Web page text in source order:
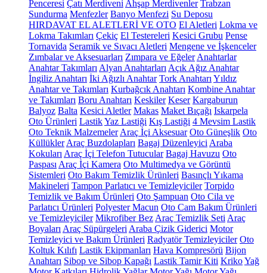
Penceresi Çatı Merdiveni Ahşap Merdivenler Trabzan
Sundurma Menfezler Banyo Menfezi Su Deposu
HIRDAVAT EL ALETLERİ VE OTO El Aletleri Lokma ve
Lokma Takımları Çekiç El Testereleri Kesici Grubu Pense
Tornavida Seramik ve Sıvacı Aletleri Mengene ve İşkenceler
Zımbalar ve Aksesuarları Zımpara ve Eğeler Anahtarlar
Anahtar Takımları Alyan Anahtarları Açık Ağız Anahtar
İngiliz Anahtarı İki Ağızlı Anahtar Tork Anahtarı Yıldız
Anahtar ve Takımları Kurbağcık Anahtarı Kombine Anahtar
ve Takımları Boru Anahtarı Keskiler Keser Kargaburun
Balyoz Balta Kesici Aletler Makas Maket Bıçağı Iskarpela
Oto Ürünleri LastikYaz Lastiği Kış Lastiği 4 Mevsim Lastik
Oto Teknik Malzemeler Araç İçi Aksesuar Oto Güneşlik Oto
Küllükler Araç Buzdolapları Bagaj Düzenleyici Araba
Kokuları Araç İçi Telefon Tutucular Bagaj Havuzu Oto
Paspası Araç İçi Kamera Oto Multimedya ve Görüntü
Sistemleri Oto Bakım Temizlik Ürünleri Basınçlı Yıkama
Makineleri Tampon Parlatıcı ve Temizleyiciler Torpido
Temizlik ve Bakım Ürünleri Oto Şampuan Oto Cila ve
Parlatıcı Ürünleri Polyester Macun Oto Cam Bakım Ürünleri
ve Temizleyiciler Mikrofiber Bez Araç Temizlik Seti Araç
Boyaları Araç Süpürgeleri Araba Çizik Giderici Motor
Temizleyici ve Bakım Ürünleri Radyatör Temizleyiciler Oto
Koltuk Kılıfı Lastik Ekipmanları Hava Kompresörü Bijon
Anahtarı Sibop ve Sibop Kapağı Lastik Tamir Kiti KrikoYağ